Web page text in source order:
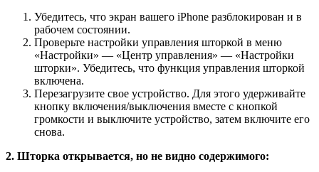
Убедитесь, что экран вашего iPhone разблокирован и в
рабочем состоянии.
Проверьте настройки управления шторкой в меню
«Настройки» — «Центр управления» — «Настройки
шторки». Убедитесь, что функция управления шторкой
включена.
Перезагрузите свое устройство. Для этого удерживайте
кнопку включения/выключения вместе с кнопкой
громкости и выключите устройство, затем включите его
снова.
2. Шторка открывается, но не видно содержимого: